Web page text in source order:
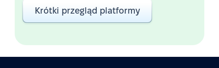
Krótki przegląd platformy